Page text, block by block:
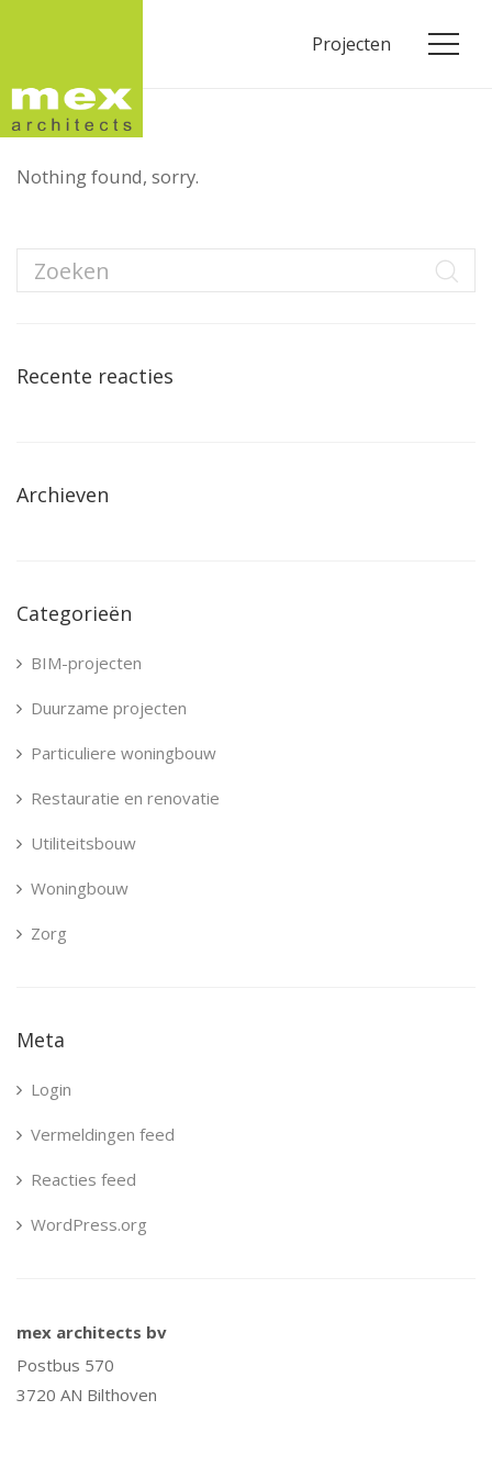
Projecten
Nothing found, sorry.
Recente reacties
Archieven
Categorieën
BIM-projecten
Duurzame projecten
Particuliere woningbouw
Restauratie en renovatie
Utiliteitsbouw
Woningbouw
Zorg
Meta
Login
Vermeldingen feed
Reacties feed
WordPress.org
mex architects bv
Postbus 570
3720 AN Bilthoven